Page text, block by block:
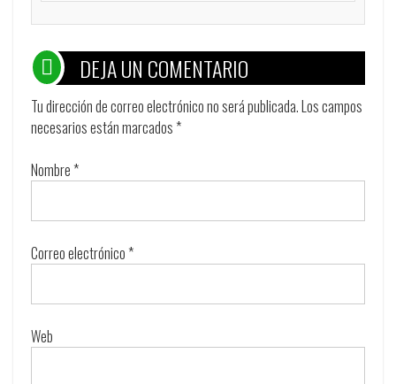
DEJA UN COMENTARIO
Tu dirección de correo electrónico no será publicada.Los campos
necesarios están marcados *
Nombre *
Correo electrónico *
Web